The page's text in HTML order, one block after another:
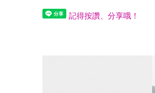
記得按讚、分享哦！